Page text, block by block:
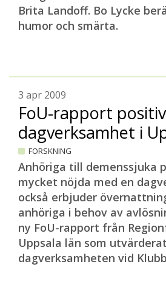
Brita Landoff. Bo Lycke
humor och smärta.
3 apr 2009
FoU-rapport
dagverksamhet i
FORSKNING
Anhöriga till demenssjuka
mycket nöjda med en
också erbjuder
anhöriga i behov av
ny FoU-rapport från
Uppsala län som utvärderat
dagverksamheten vid